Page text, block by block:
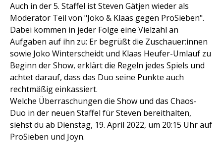
Auch in der 5. Staffel ist Steven Gätjen wieder als
Moderator Teil von "Joko & Klaas gegen ProSieben".
Dabei kommen in jeder Folge eine Vielzahl an
Aufgaben auf ihn zu: Er begrüßt die Zuschauer:innen
sowie Joko Winterscheidt und Klaas Heufer-Umlauf zu
Beginn der Show, erklärt die Regeln jedes Spiels und
achtet darauf, dass das Duo seine Punkte auch
rechtmäßig einkassiert.
Welche Überraschungen die Show und das Chaos-
Duo in der neuen Staffel für Steven bereithalten,
siehst du ab Dienstag, 19. April 2022, um 20:15 Uhr auf
ProSieben und Joyn.